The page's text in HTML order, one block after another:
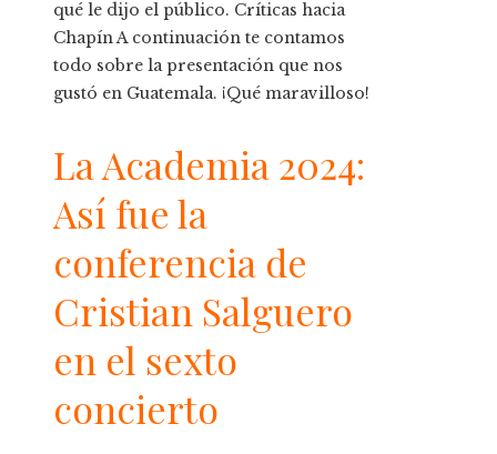
qué le dijo el público. Críticas hacia
Chapín A continuación te contamos
todo sobre la presentación que nos
gustó en Guatemala. ¡Qué maravilloso!
La Academia 2024:
Así fue la
conferencia de
Cristian Salguero
en el sexto
concierto